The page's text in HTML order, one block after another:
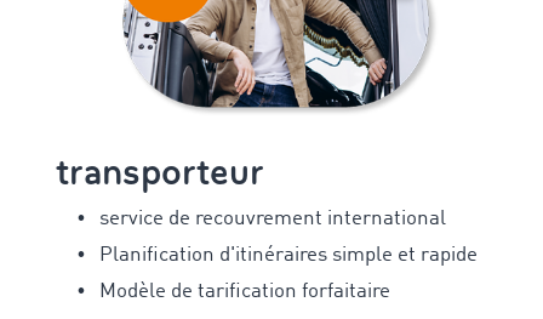
transporteur
service de recouvrement international
Planification d'itinéraires simple et rapide
Modèle de tarification forfaitaire